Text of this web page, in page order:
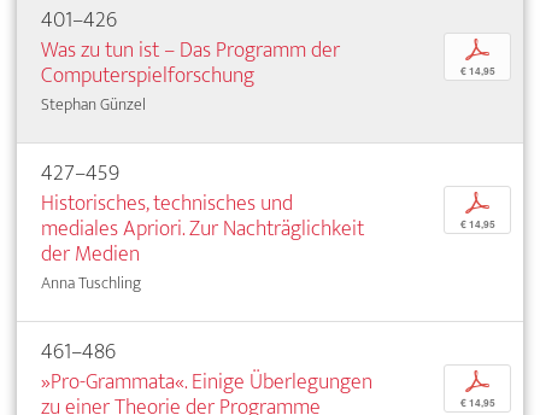
401–426
Was zu tun ist – Das Programm der
Computerspielforschung
Stephan Günzel
p
€ 14,95
427–459
Historisches, technisches und
mediales Apriori. Zur Nachträglichkeit
der Medien
Anna Tuschling
p
€ 14,95
461–486
»Pro-Grammata«. Einige Überlegungen
p
€ 14,95